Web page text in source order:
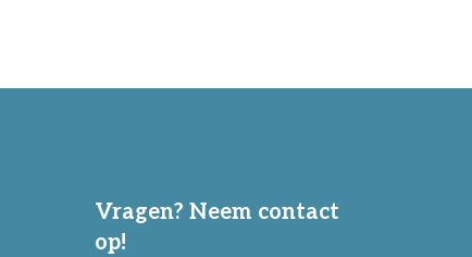
Vragen? Neem contact
op!